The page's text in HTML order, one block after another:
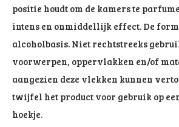
positie houdt om de kamers te
intens en onmiddellijk effect. De
alcoholbasis. Niet rechtstreeks
voorwerpen, oppervlakken en/of
aangezien deze vlekken kunnen
twijfel het product voor gebruik op
hoekje.